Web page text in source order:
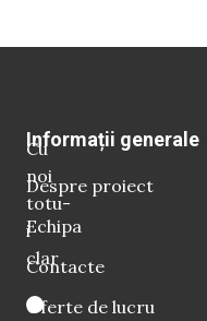
Cu
noi
totu-
i
clar
Informații generale
Despre proiect
Echipa
Contacte
Oferte de lucru